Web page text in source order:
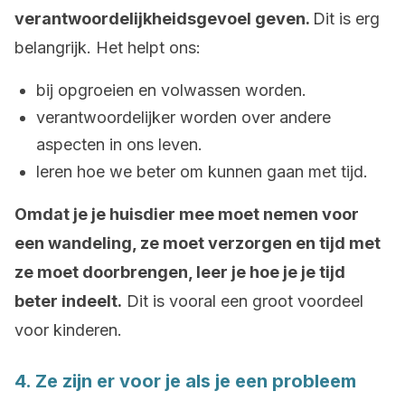
verantwoordelijkheidsgevoel geven. Dit is erg
belangrijk. Het helpt ons:
bij opgroeien en volwassen worden.
verantwoordelijker worden over andere
aspecten in ons leven.
leren hoe we beter om kunnen gaan met tijd.
Omdat je je huisdier mee moet nemen voor
een wandeling, ze moet verzorgen en tijd met
ze moet doorbrengen, leer je hoe je je tijd
beter indeelt. Dit is vooral een groot voordeel
voor kinderen.
4. Ze zijn er voor je als je een probleem